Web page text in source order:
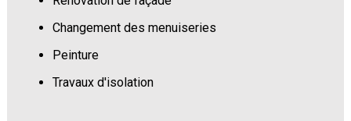
Changement des menuiseries
Peinture
Travaux d'isolation